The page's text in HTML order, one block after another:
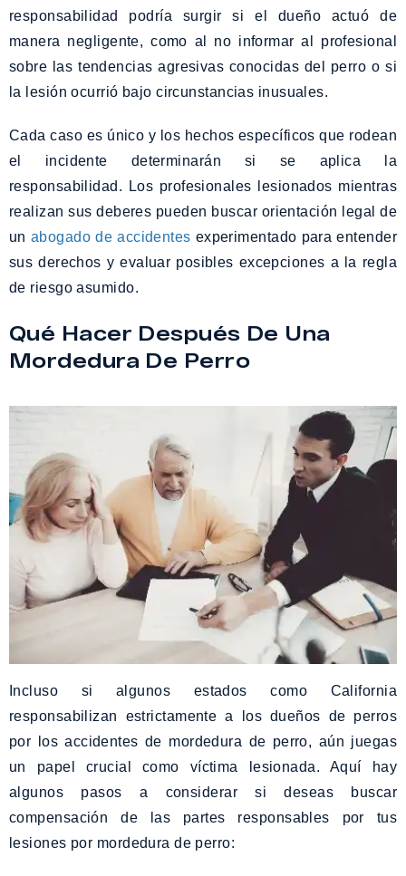
responsabilidad podría surgir si el dueño actuó de
manera negligente, como al no informar al profesional
sobre las tendencias agresivas conocidas del perro o si
la lesión ocurrió bajo circunstancias inusuales.
Cada caso es único y los hechos específicos que rodean
el incidente determinarán si se aplica la
responsabilidad. Los profesionales lesionados mientras
realizan sus deberes pueden buscar orientación legal de
un abogado de accidentes experimentado para entender
sus derechos y evaluar posibles excepciones a la regla
de riesgo asumido.
Qué Hacer Después De Una
Mordedura De Perro
Incluso si algunos estados como California
responsabilizan estrictamente a los dueños de perros
por los accidentes de mordedura de perro, aún juegas
un papel crucial como víctima lesionada. Aquí hay
algunos pasos a considerar si deseas buscar
compensación de las partes responsables por tus
lesiones por mordedura de perro: